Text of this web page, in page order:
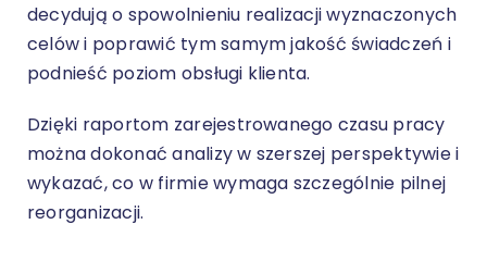
decydują o spowolnieniu realizacji wyznaczonych
celów i poprawić tym samym jakość świadczeń i
podnieść poziom obsługi klienta.
Dzięki raportom zarejestrowanego czasu pracy
można dokonać analizy w szerszej perspektywie i
wykazać, co w firmie wymaga szczególnie pilnej
reorganizacji.